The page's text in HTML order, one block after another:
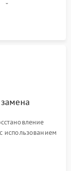
питания,
использованием
микросхемы
USB